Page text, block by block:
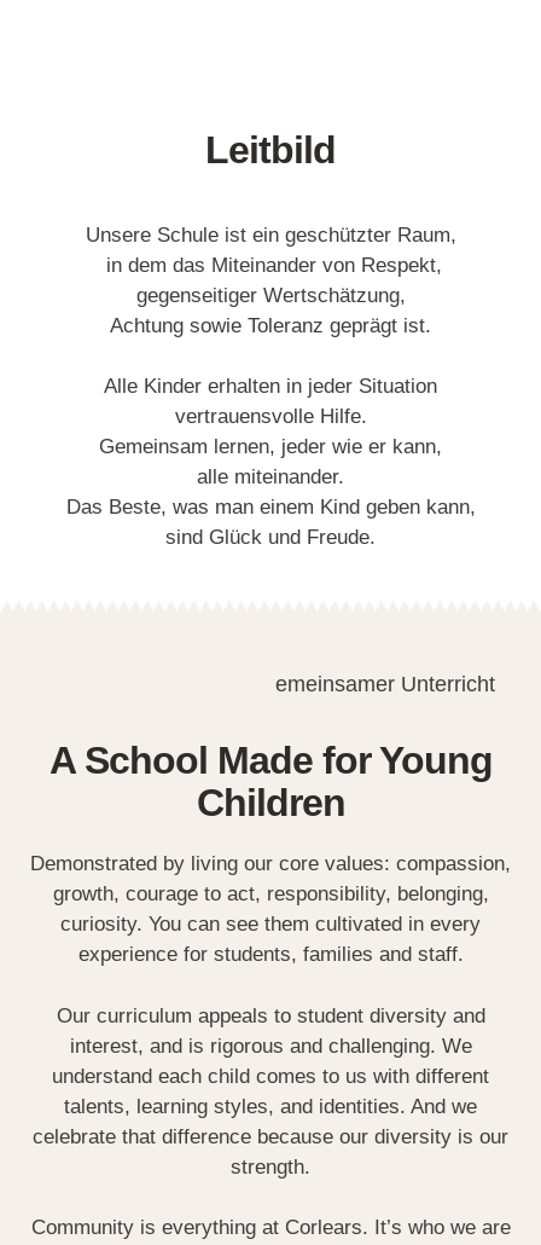
Leitbild
Unsere Schule ist ein geschützter Raum,
in dem das Miteinander von Respekt,
gegenseitiger Wertschätzung,
Achtung sowie Toleranz geprägt ist.
Alle Kinder erhalten in jeder Situation
vertrauensvolle Hilfe.
Gemeinsam lernen, jeder wie er kann,
alle miteinander.
Das Beste, was man einem Kind geben kann,
sind Glück und Freude.
emeinsamer Unterricht
A School Made for Young
Children
Demonstrated by living our core values: compassion,
growth, courage to act, responsibility, belonging,
curiosity. You can see them cultivated in every
experience for students, families and staff.
Our curriculum appeals to student diversity and
interest, and is rigorous and challenging. We
understand each child comes to us with different
talents, learning styles, and identities. And we
celebrate that difference because our diversity is our
strength.
Community is everything at Corlears. It’s who we are